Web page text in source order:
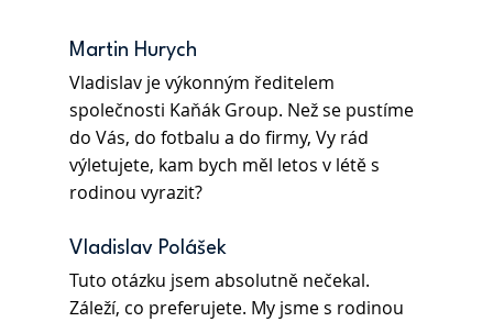
Martin Hurych
Vladislav je výkonným ředitelem
společnosti Kaňák Group. Než se pustíme
do Vás, do fotbalu a do firmy, Vy rád
výletujete, kam bych měl letos v létě s
rodinou vyrazit?
Vladislav Polášek
Tuto otázku jsem absolutně nečekal.
Záleží, co preferujete. My jsme s rodinou